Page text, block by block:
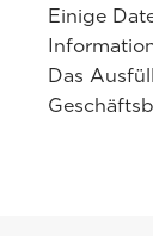
Einige
Das